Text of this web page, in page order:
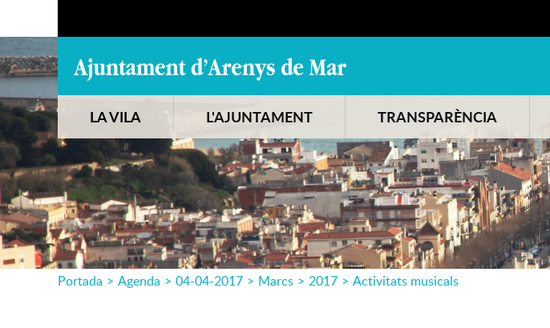
LA VILA L'AJUNTAMENT TRANSPARÈNCIA
Portada > Agenda > 04-04-2017 > Marcs > 2017 > Activitats musicals